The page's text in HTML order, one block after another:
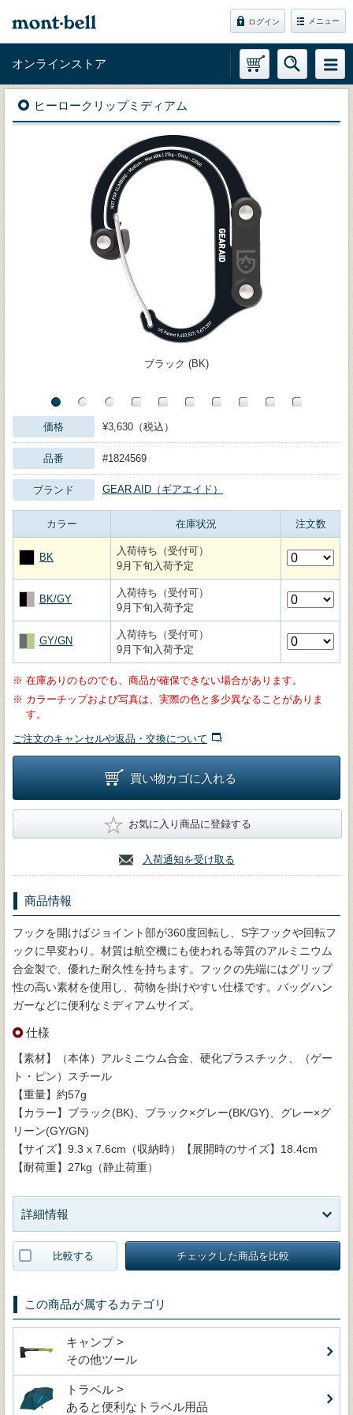
ログイン メニュー
オンラインストア
ヒーロークリップミディアム
ブラック (BK)
価格 ¥3,630（税込）
品番 #1824569
ブランド GEAR AID（ギアエイド）
カラー 在庫状況 注文数
BK
入荷待ち（受付可）
9月下旬入荷予定
BK/GY
入荷待ち（受付可）
9月下旬入荷予定
GY/GN
入荷待ち（受付可）
9月下旬入荷予定
※ 在庫ありのものでも、商品が確保できない場合があります。
※ カラーチップおよび写真は、実際の色と多少異なることがありま
す。
ご注文のキャンセルや返品・交換について
買い物カゴに入れる
★ お気に入り商品に登録する
入荷通知を受け取る
商品情報
フックを開けばジョイント部が360度回転し、S字フックや回転フ
ックに早変わり。材質は航空機にも使われる等質のアルミニウム
合金製で、優れた耐久性を持ちます。フックの先端にはグリップ
性の高い素材を使用し、荷物を掛けやすい仕様です。バッグハン
ガーなどに便利なミディアムサイズ。
仕様
【素材】（本体）アルミニウム合金、硬化プラスチック、（ゲー
ト・ピン）スチール
【重量】約57g
【カラー】ブラック(BK)、ブラック×グレー(BK/GY)、グレー×グ
リーン(GY/GN)
【サイズ】9.3 x 7.6cm（収納時）【展開時のサイズ】18.4cm
【耐荷重】27kg（静止荷重）
詳細情報
比較する チェックした商品を比較
この商品が属するカテゴリ
キャンプ >
その他ツール
トラベル >
あると便利なトラベル用品